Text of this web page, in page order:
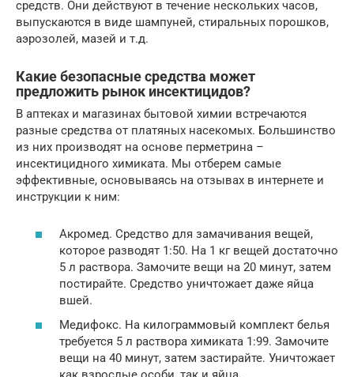
средств. Они действуют в течение нескольких часов,
выпускаются в виде шампуней, стиральных порошков,
аэрозолей, мазей и т.д.
Какие безопасные средства может
предложить рынок инсектицидов?
В аптеках и магазинах бытовой химии встречаются
разные средства от платяных насекомых. Большинство
из них производят на основе перметрина –
инсектицидного химиката. Мы отберем самые
эффективные, основываясь на отзывах в интернете и
инструкции к ним:
Акромед. Средство для замачивания вещей,
которое разводят 1:50. На 1 кг вещей достаточно
5 л раствора. Замочите вещи на 20 минут, затем
постирайте. Средство уничтожает даже яйца
вшей.
Медифокс. На килограммовый комплект белья
требуется 5 л раствора химиката 1:99. Замочите
вещи на 40 минут, затем застирайте. Уничтожает